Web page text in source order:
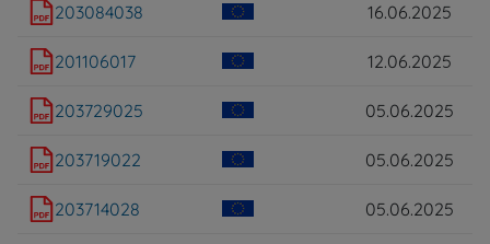
203084038 16.06.2025
201106017 12.06.2025
203729025 05.06.2025
203719022 05.06.2025
203714028 05.06.2025